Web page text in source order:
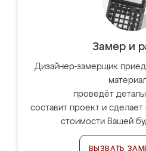
Замер и
Дизайнер-замерщик
проведёт
составит проект и сделает
стоимости Вашей
ВЫЗВАТЬ